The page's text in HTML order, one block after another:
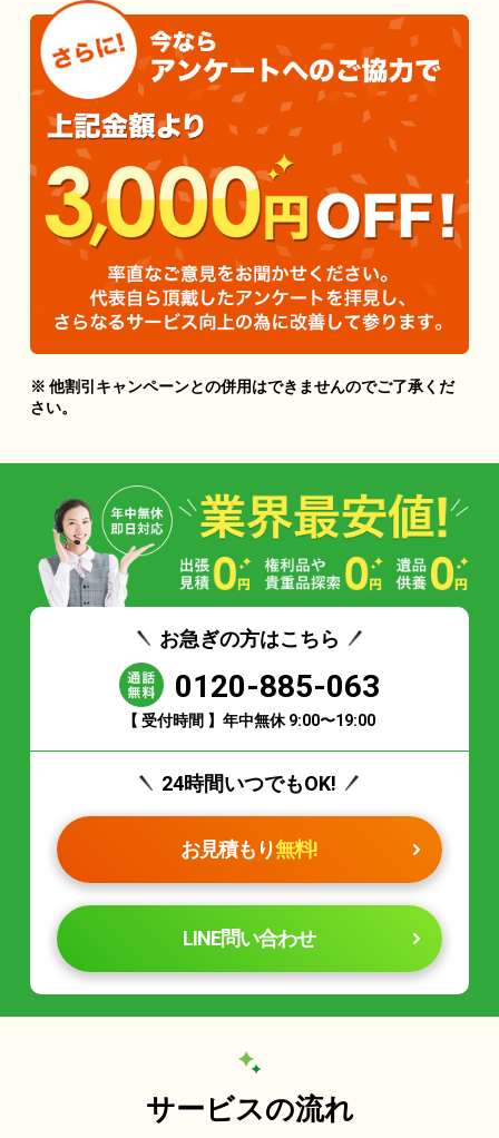
※ 他割引キャンペーンとの併用はできませんのでご了承くだ
さい。
お急ぎの方はこちら
0120-885-063
【 受付時間 】年中無休 9:00〜19:00
24時間いつでもOK!
お見積もり無料!
LINE問い合わせ
サービスの流れ